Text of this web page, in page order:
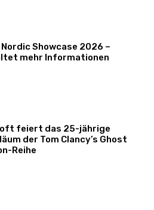
Nordic Showcase 2026 –
mehr Informationen
feiert das 25-jährige
der Tom Clancy’s Ghost
Reihe